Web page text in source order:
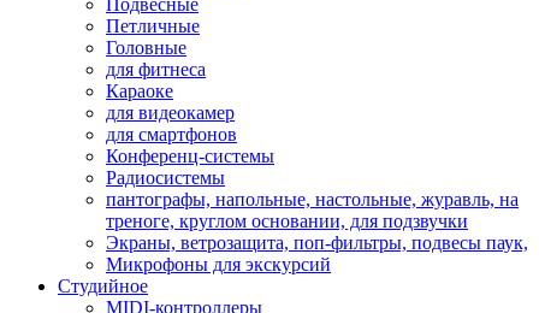
Подвесные
Петличные
Головные
для фитнеса
Караоке
для видеокамер
для смартфонов
Конференц-системы
Радиосистемы
пантографы, напольные, настольные, журавль, на
треноге, круглом основании, для подзвучки
Экраны, ветрозащита, поп-фильтры, подвесы паук,
Микрофоны для экскурсий
Студийное
MIDI-контроллеры